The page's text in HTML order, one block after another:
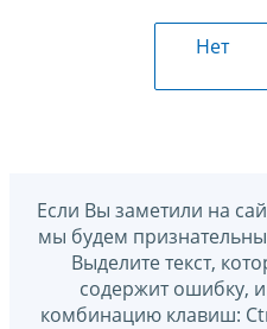
Нет
Если Вы заметили на
мы будем
Выделите текст,
содержит ошибку,
комбинацию клавиш: